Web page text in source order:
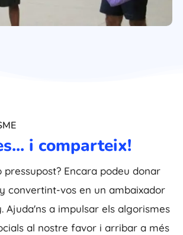
i comparteix!
pressupost? Encara podeu donar
convertint-vos en un ambaixador
Ajuda'ns a impulsar els algorismes
al nostre favor i arribar a més